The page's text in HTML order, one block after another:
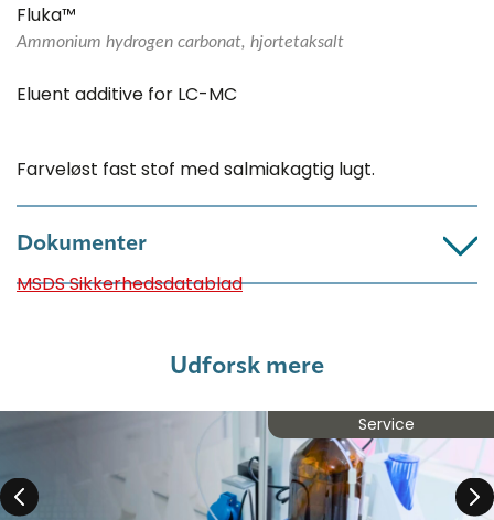
Fluka™
Ammonium hydrogen carbonat, hjortetaksalt
Eluent additive for LC-MC
Farveløst fast stof med salmiakagtig lugt.
Dokumenter
MSDS Sikkerhedsdatablad
Udforsk mere
Service